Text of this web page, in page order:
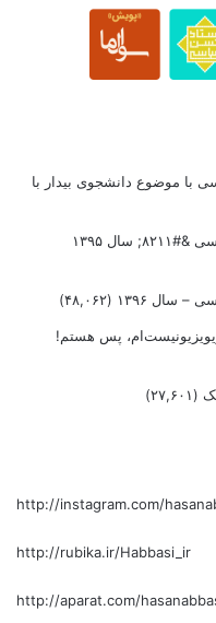
با موضوع دانشجوی بیدار با
۱۳۹۵
سال ۱۳۹۶ (۴۸,۰۶۲)
(۲۷,۶۰۱)
http://instagram.com/
http://rubika.ir/Habbasi_ir
http://aparat.com/